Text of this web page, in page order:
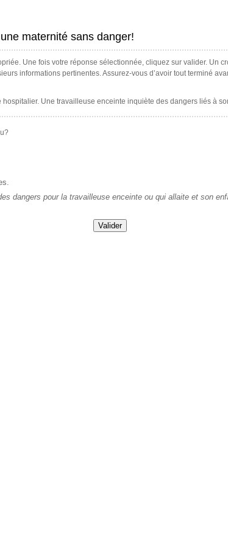
maternité sans danger!
Une fois votre réponse sélectionnée, cliquez sur valider. Un
informations pertinentes. Assurez-vous d’avoir tout terminé
Une travailleuse enceinte inquiète des dangers liés à
dangers pour la travailleuse enceinte ou qui allaite et son